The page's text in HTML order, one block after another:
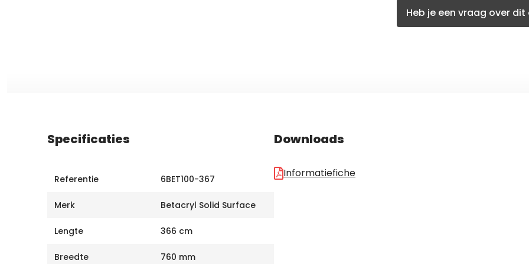
Heb je een vraag over dit
Specificaties
Referentie 6BET100-367
Merk Betacryl Solid Surface
Lengte 366 cm
Breedte 760 mm
Downloads
Informatiefiche